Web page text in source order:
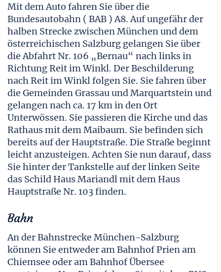
Mit dem Auto fahren Sie über die
Bundesautobahn ( BAB ) A8. Auf ungefähr der
halben Strecke zwischen München und dem
österreichischen Salzburg gelangen Sie über
die Abfahrt Nr. 106 „Bernau“ nach links in
Richtung Reit im Winkl. Der Beschilderung
nach Reit im Winkl folgen Sie. Sie fahren über
die Gemeinden Grassau und Marquartstein und
gelangen nach ca. 17 km in den Ort
Unterwössen. Sie passieren die Kirche und das
Rathaus mit dem Maibaum. Sie befinden sich
bereits auf der Hauptstraße. Die Straße beginnt
leicht anzusteigen. Achten Sie nun darauf, dass
Sie hinter der Tankstelle auf der linken Seite
das Schild Haus Mariandl mit dem Haus
Hauptstraße Nr. 103 finden.
Bahn
An der Bahnstrecke München-Salzburg
können Sie entweder am Bahnhof Prien am
Chiemsee oder am Bahnhof Übersee